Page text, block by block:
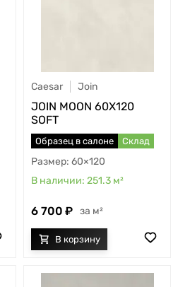
Caesar Join
JOIN MOON 60X120
SOFT
Образец в салоне Склад
60×120
251.3 м²
6 700 м²